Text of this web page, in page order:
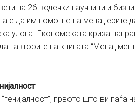
на 26 водечки научници и
е да им помогне на менаџерите
улога. Економската криза
авторите на книгата
првото што ви